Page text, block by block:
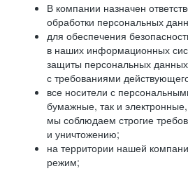
В компании назначен
обработки персональных
для обеспечения
в наших информационных
защиты персональных данных
с требованиями
все носители с
бумажные, так и
мы соблюдаем строгие
и уничтожению;
на территории нашей
режим;